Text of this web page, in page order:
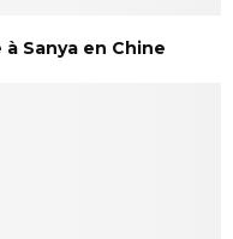
Sanya en Chine